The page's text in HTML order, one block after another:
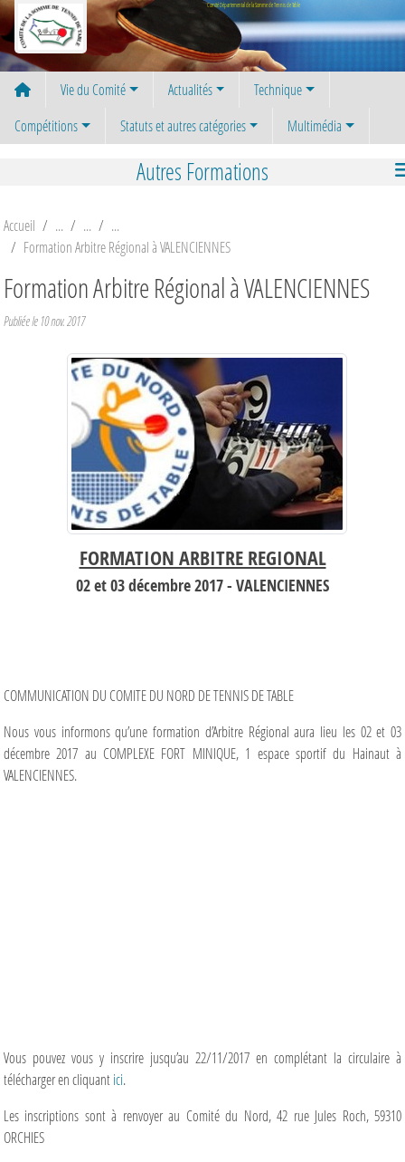
Comité Départemental de la Somme de Tennis de Table
Vie du Comité Actualités
Technique
Compétitions
Statuts et autres catégories Multimédia
Autres Formations
Accueil
Formation Arbitre Régional à VALENCIENNES
Formation Arbitre Régional à VALENCIENNES
Publiée le 10 nov. 2017
FORMATION ARBITRE REGIONAL
02 et 03 décembre 2017 - VALENCIENNES
COMMUNICATION DU COMITE DU NORD DE TENNIS DE TABLE
Nous vous informons qu’une formation d’Arbitre Régional aura lieu les 02 et 03
décembre 2017 au COMPLEXE FORT MINIQUE, 1 espace sportif du Hainaut à
VALENCIENNES.
Vous pouvez vous y inscrire jusqu’au 22/11/2017 en complétant la circulaire à
télécharger en cliquantici.
Les inscriptions sont à renvoyer au Comité du Nord, 42 rue Jules Roch, 59310
ORCHIES
Panneau de gestion des cookies